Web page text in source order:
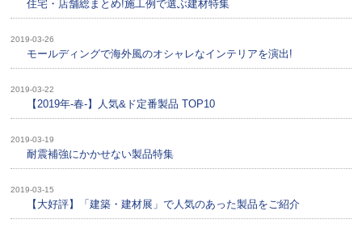
住宅・店舗総まとめ!施工例で選ぶ建材特集
2019-03-26
モールディングで海外風のオシャレなインテリアを演出!
2019-03-22
【2019年-春-】人気&ド定番製品 TOP10
2019-03-19
耐震補強にかかせない製品特集
2019-03-15
【大好評】「建築・建材展」で人気のあった製品をご紹介